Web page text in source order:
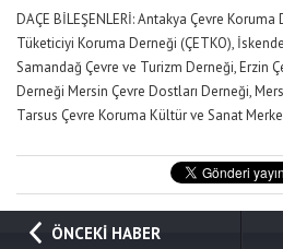
DAÇE BİLEŞENLERİ: Antakya Çevre
Tüketiciyi Koruma Derneği (ÇETKO),
Samandağ Çevre ve Turizm Derneği, Erzin
Derneği Mersin Çevre Dostları Derneği,
Tarsus Çevre Koruma Kültür ve Sanat
ÖNCEKİ HABER